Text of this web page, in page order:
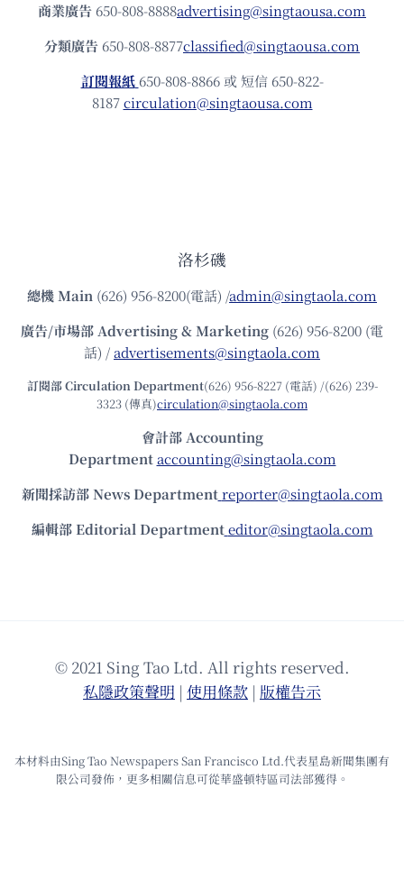
商業廣告 650-808-8888advertising@singtaousa.com
分類廣告 650-808-8877classified@singtaousa.com
訂閱報紙 650-808-8866 或 短信 650-822-
8187circulation@singtaousa.com
洛杉磯
總機Main (626) 956-8200(電話) /admin@singtaola.com
廣告/市場部Advertising & Marketing (626) 956-8200 (電
話) /advertisements@singtaola.com
訂閱部 Circulation Department(626) 956-8227 (電話) /(626) 239-
3323 (傳真)circulation@singtaola.com
會計部 Accounting
Department accounting@singtaola.com
新聞採訪部 News Department reporter@singtaola.com
編輯部 Editorial Department editor@singtaola.com
© 2021 Sing Tao Ltd. All rights reserved.
私隱政策聲明 | 使⽤條款 | 版權告⽰
本材料由Sing Tao Newspapers San Francisco Ltd.代表星島新聞集團有
限公司發佈，更多相關信息可從華盛頓特區司法部獲得。